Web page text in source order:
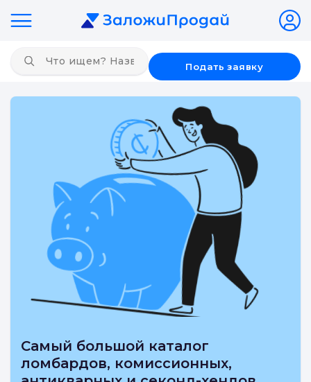
Подать заявку
Самый большой каталог
ломбардов, комиссионных,